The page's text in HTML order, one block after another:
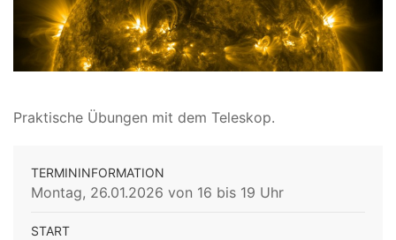
Praktische Übungen mit dem Teleskop.
TERMININFORMATION
Montag, 26.01.2026 von 16 bis 19 Uhr
START